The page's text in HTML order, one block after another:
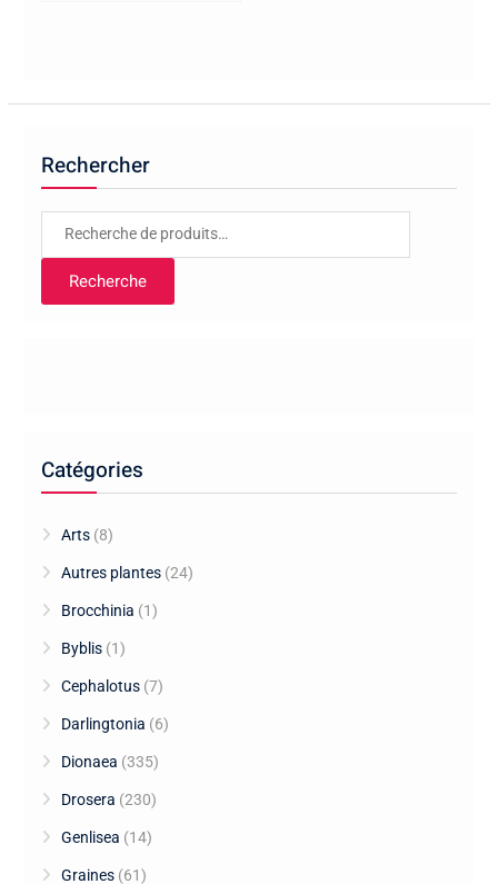
Rechercher
Recherche
Recherche
Catégories
Arts (8)
Autres plantes (24)
Brocchinia (1)
Byblis (1)
Cephalotus (7)
Darlingtonia (6)
Dionaea (335)
Drosera (230)
Genlisea (14)
Graines (61)